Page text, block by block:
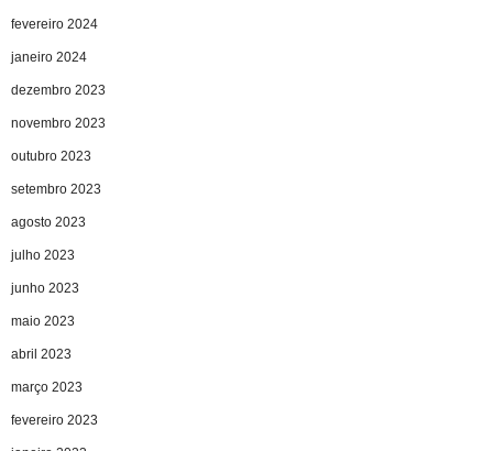
fevereiro 2024
janeiro 2024
dezembro 2023
novembro 2023
outubro 2023
setembro 2023
agosto 2023
julho 2023
junho 2023
maio 2023
abril 2023
março 2023
fevereiro 2023